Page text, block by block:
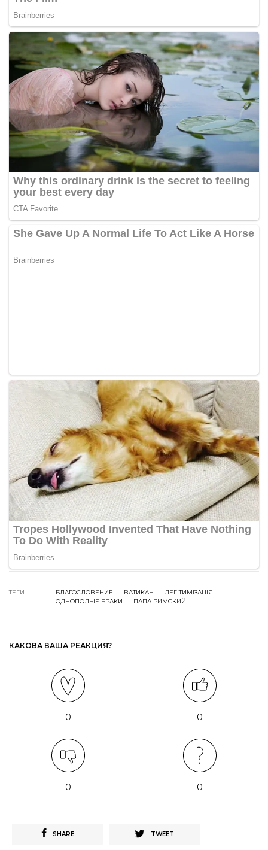
ТЕГИ БЛАГОСЛОВЕНИЕ ВАТИКАН
ЛЕГІТИМІЗАЦІЯ
ОДНОПОЛЫЕ БРАКИ
ПАПА РИМСКИЙ
КАКОВА ВАША РЕАКЦИЯ?
0 0
0 0
SHARE TWEET